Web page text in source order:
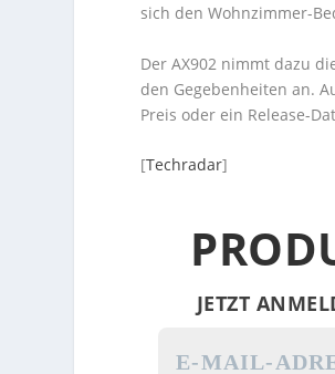
sich den Wohnzimmer-
Der AX902 nimmt dazu
den Gegebenheiten an.
Preis oder ein Release-
[Techradar]
JETZT